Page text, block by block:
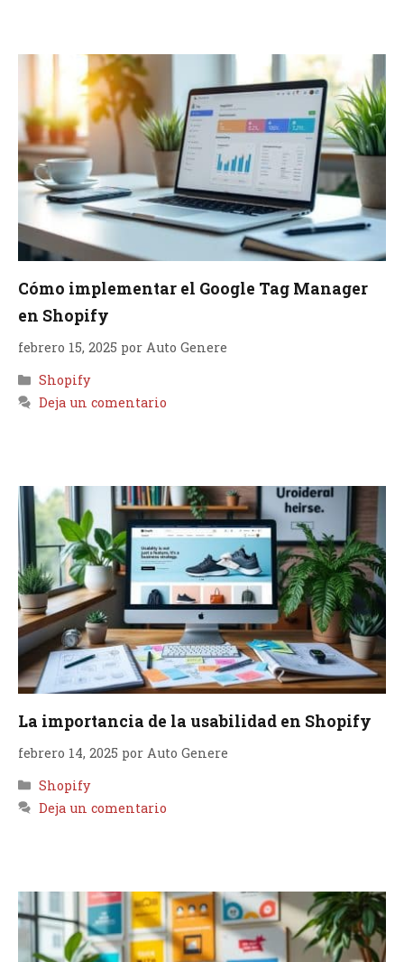
Cómo implementar el Google Tag Manager
en Shopify
febrero 15, 2025 por Auto Genere
Categorías
Shopify
Deja un comentario
La importancia de la usabilidad en Shopify
febrero 14, 2025 por Auto Genere
Categorías
Shopify
Deja un comentario